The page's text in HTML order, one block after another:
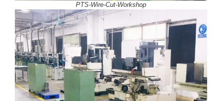
PTS-Wire-Cut-Workshop